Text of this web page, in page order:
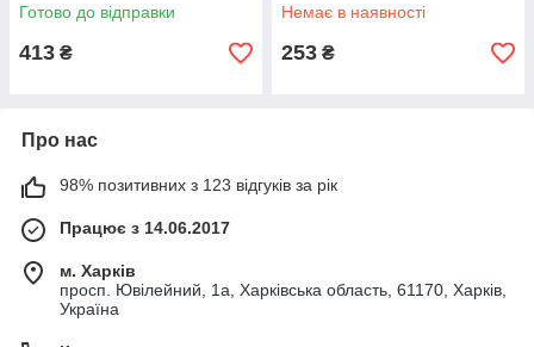
Готово до відправки
413 ₴
Немає в наявності
253 ₴
Про нас
98% позитивних з 123 відгуків за рік
Працює з 14.06.2017
м. Харків
просп. Ювілейний, 1а, Харківська область, 61170, Харків,
Україна